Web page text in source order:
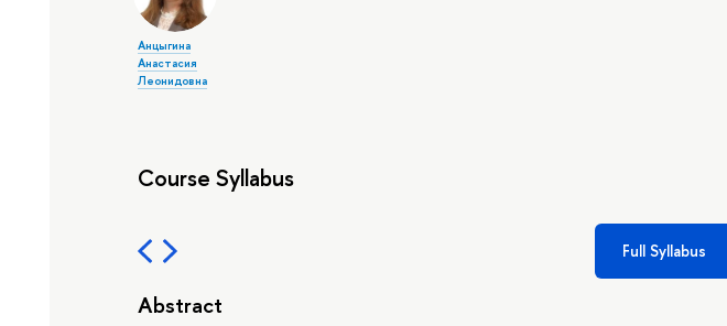
Анцыгина
Анастасия
Леонидовна
Course Syllabus
Full Syllabus
Abstract